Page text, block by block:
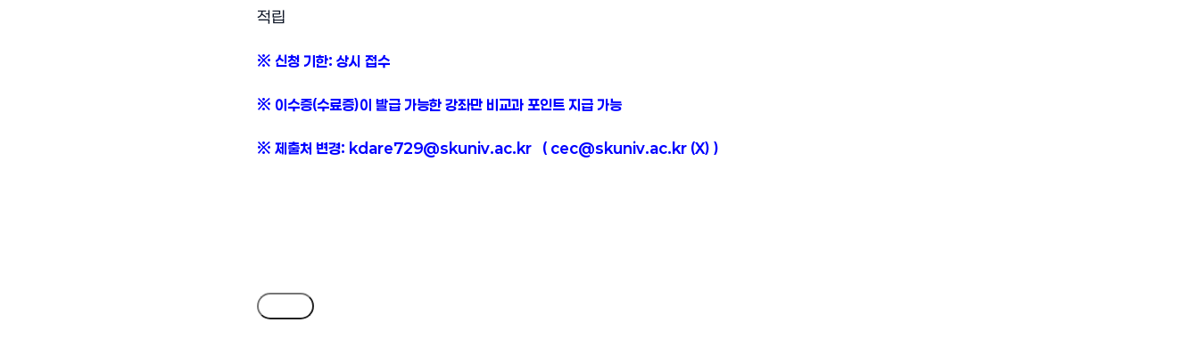
적립
※ 신청 기한: 상시 접수
※ 이수증(수료증)이 발급 가능한 강좌만 비교과 포인트 지급 가능
※ 제출처 변경: kdare729@skuniv.ac.kr ( cec@skuniv.ac.kr (X) )